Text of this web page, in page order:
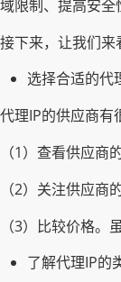
域限制、提高安
接下来，让我们
选择合适的代
代理IP的供应商有
（1）查看供应
（2）关注供应
（3）比较价格
了解代理IP的